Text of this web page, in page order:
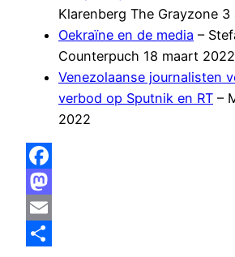
Klarenberg The Grayzone
Oekraïne en de media –
Counterpuch 18 maart 2022
Venezolaanse journalisten
verbod op Sputnik en RT –
2022
Facebook
Mastodon
Email